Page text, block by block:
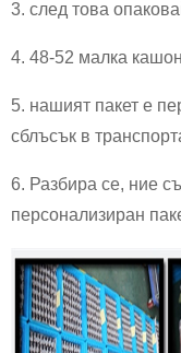
3. след това
4. 48-52 малка кашон
5. нашият пакет е
сблъсък в
6. Разбира се, ние
персонализиран